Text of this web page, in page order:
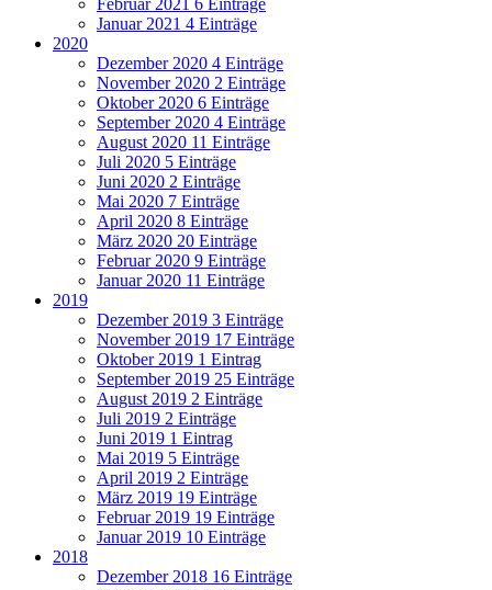
Februar 2021 6 Einträge
Januar 2021 4 Einträge
2020
Dezember 2020 4 Einträge
November 2020 2 Einträge
Oktober 2020 6 Einträge
September 2020 4 Einträge
August 2020 11 Einträge
Juli 2020 5 Einträge
Juni 2020 2 Einträge
Mai 2020 7 Einträge
April 2020 8 Einträge
März 2020 20 Einträge
Februar 2020 9 Einträge
Januar 2020 11 Einträge
2019
Dezember 2019 3 Einträge
November 2019 17 Einträge
Oktober 2019 1 Eintrag
September 2019 25 Einträge
August 2019 2 Einträge
Juli 2019 2 Einträge
Juni 2019 1 Eintrag
Mai 2019 5 Einträge
April 2019 2 Einträge
März 2019 19 Einträge
Februar 2019 19 Einträge
Januar 2019 10 Einträge
2018
Dezember 2018 16 Einträge